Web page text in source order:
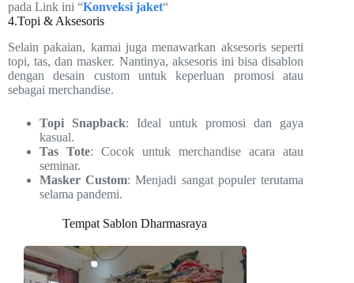
pada Link ini “Konveksi jaket“
4.Topi & Aksesoris
Selain pakaian, kamai juga menawarkan aksesoris seperti
topi, tas, dan masker. Nantinya, aksesoris ini bisa disablon
dengan desain custom untuk keperluan promosi atau
sebagai merchandise.
Topi Snapback: Ideal untuk promosi dan gaya
kasual.
Tas Tote: Cocok untuk merchandise acara atau
seminar.
Masker Custom: Menjadi sangat populer terutama
selama pandemi.
Tempat Sablon Dharmasraya